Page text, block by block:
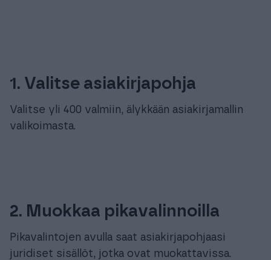
1. Valitse asiakirjapohja
Valitse yli 400 valmiin, älykkään asiakirjamallin
valikoimasta.
2. Muokkaa pikavalinnoilla
Pikavalintojen avulla saat asiakirjapohjaasi
juridiset sisällöt, jotka ovat muokattavissa.